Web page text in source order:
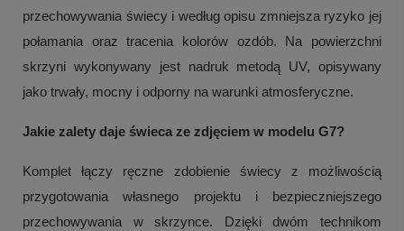
przechowywania świecy i według opisu zmniejsza ryzyko jej
połamania oraz tracenia kolorów ozdób. Na powierzchni
skrzyni wykonywany jest nadruk metodą UV, opisywany
jako trwały, mocny i odporny na warunki atmosferyczne.
Jakie zalety daje świeca ze zdjęciem w modelu G7?
Komplet łączy ręczne zdobienie świecy z możliwością
przygotowania własnego projektu i bezpieczniejszego
przechowywania w skrzynce. Dzięki dwóm technikom